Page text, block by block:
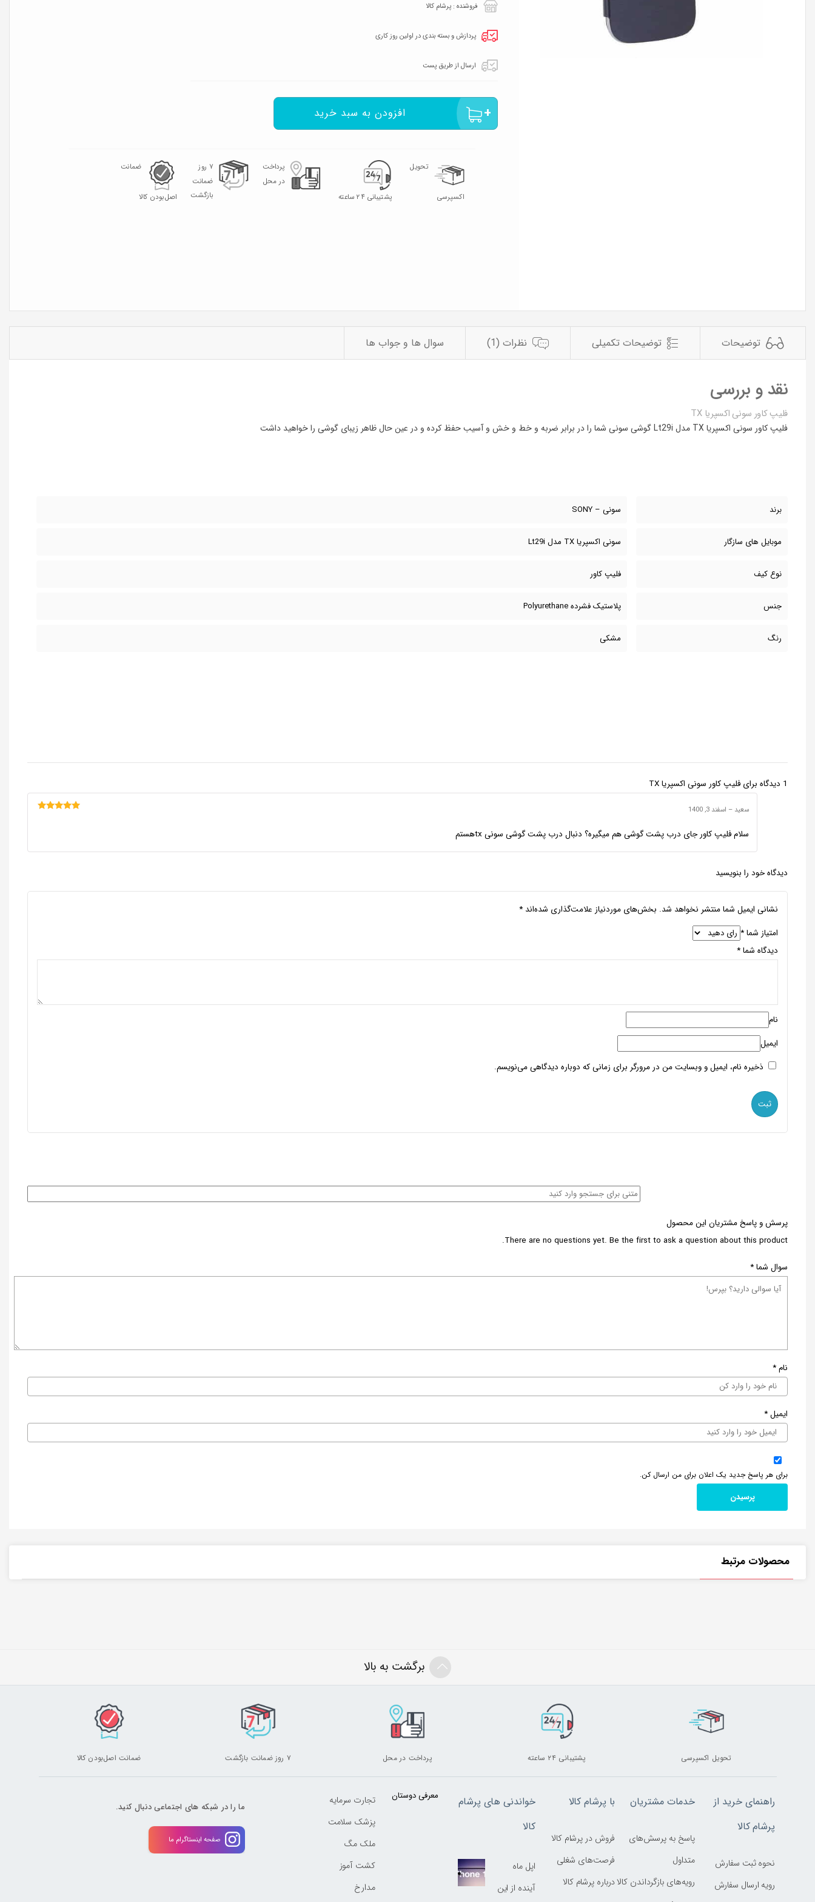
فروشنده : پرشام کالا
پردازش و بسته بندی در اولین روز کاری
ارسال از طریق پست
افزودن به سبد خرید
تحویل
اکسپرسی پشتیبانی ۲۴ ساعته
پرداخت
در محل
۷ روز
ضمانت
بازگشت
ضمانت
اصل‌بودن کالا
توضیحات توضیحات تکمیلی نظرات (1) سوال ها و جواب ها
نقد و بررسی
فلیپ کاور سونی اکسپریا TX
فلیپ کاور سونی اکسپریا TX مدل Lt29i گوشی سونی شما را در برابر ضربه و خط و خش و آسیب حفظ کرده و در عین حال ظاهر زیبای گوشی را خواهید داشت
برند سونی – SONY
موبایل های سازگار سونی اکسپریا TX مدل Lt29i
نوع کیف فلیپ کاور
جنس پلاستیک فشرده Polyurethane
رنگ مشکی
1 دیدگاه برای فلیپ کاور سونی اکسپریا TX
سعید– اسفند 3, 1400
سلام فلیپ کاور جای درب پشت گوشی هم میگیره؟ دنبال درب پشت گوشی سونی txهستم
دیدگاه خود را بنویسید
نشانی ایمیل شما منتشر نخواهد شد. بخش‌های موردنیاز علامت‌گذاری شده‌اند *
امتیاز شما*
دیدگاه شما*
نام
ایمیل
ذخیره نام، ایمیل و وبسایت من در مرورگر برای زمانی که دوباره دیدگاهی می‌نویسم.
پرسش و پاسخ مشتریان این محصول
There are no questions yet. Be the first to ask a question about this product.
سوال شما*
نام*
ایمیل*
برای هر پاسخ جدید یک اعلان برای من ارسال کن.
محصولات مرتبط
برگشت به بالا
تحویل اکسپرسی پشتیبانی ۲۴ ساعته پرداخت در محل ۷ روز ضمانت بازگشت ضمانت اصل‌بودن کالا
راهنمای خرید از
پرشام کالا
نحوه ثبت سفارش
رویه ارسال سفارش
خدمات مشتریان
پاسخ به پرسش‌های
متداول
رویه‌های بازگرداندن کالا
با پرشام کالا
فروش در پرشام کالا
فرصت‌های شغلی
درباره پرشام کالا
خواندنی های پرشام
کالا
اپل ماه
آینده از این
معرفی دوستان
تجارت سرمایه
پزشک سلامت
ملک مگ
کشت آموز
مدارخ
ما را در شبکه های اجتماعی دنبال کنید.
صفحه اینستاگرام ما